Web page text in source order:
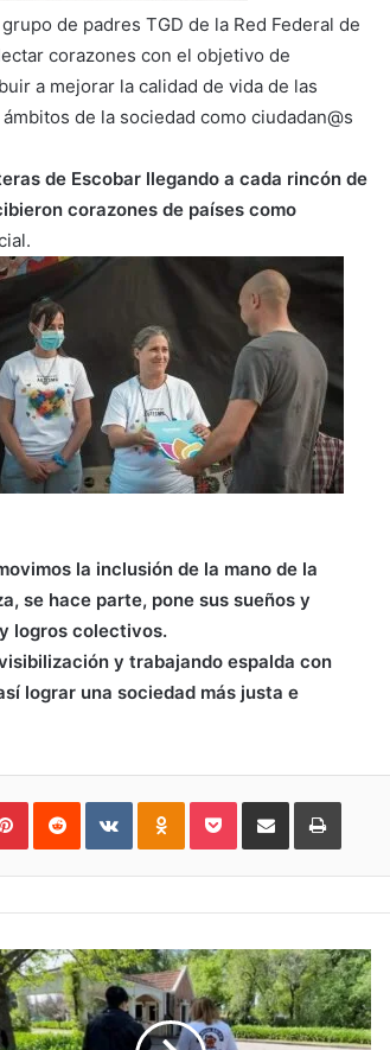
de padres TGD de la Red Federal de
corazones con el objetivo de
a mejorar la calidad de vida de las
de la sociedad como ciudadan@s
de Escobar llegando a cada rincón de
corazones de países como
la inclusión de la mano de la
se hace parte, pone sus sueños y
logros colectivos.
y trabajando espalda con
lograr una sociedad más justa e
PinterestReddit VKontakteOdnoklassniki
PocketCompartirImprimir